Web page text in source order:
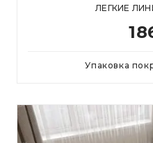
ЛЕГКИЕ
Упаковка